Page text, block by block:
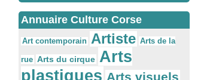
Annuaire Culture Corse
Art contemporain Artiste Arts de la
rue Arts du cirque Arts
plastiques Arts visuels